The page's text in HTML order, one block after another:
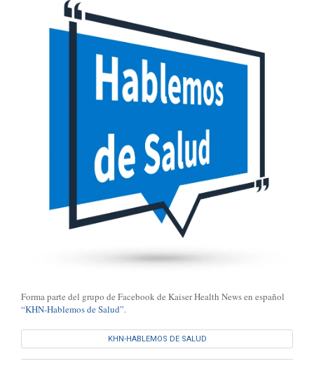
Forma parte del grupo de Facebook de Kaiser Health News en español
“KHN-Hablemos de Salud”.
KHN-HABLEMOS DE SALUD